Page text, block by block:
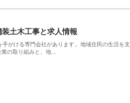
土木工事と求人情報
がける専門会社があります。地域住民の生活を支
の取り組みと、地…